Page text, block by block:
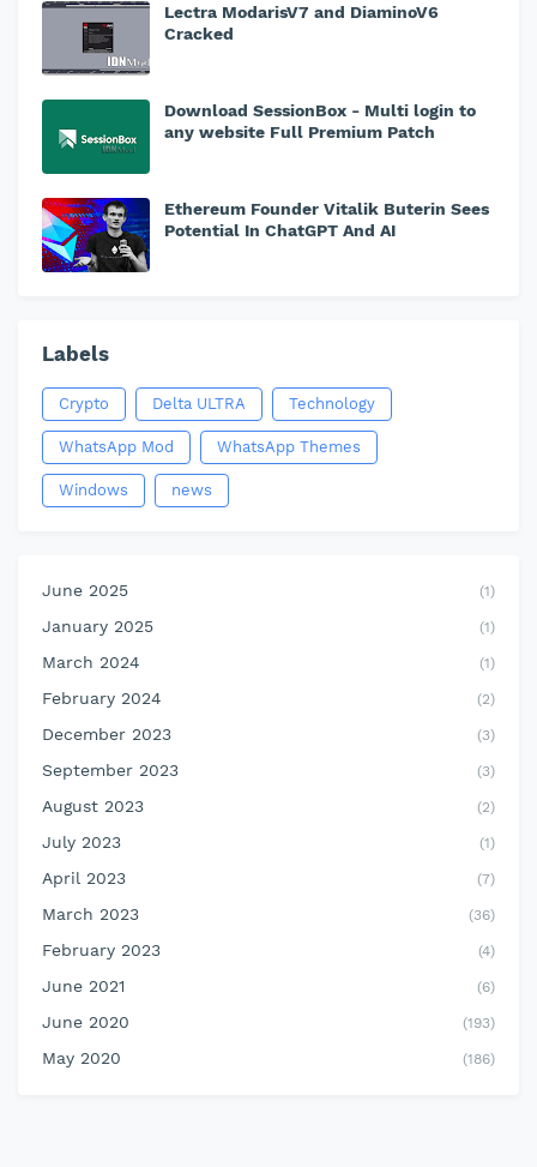
Lectra ModarisV7 and DiaminoV6
Cracked
Download SessionBox - Multi login to
any website Full Premium Patch
Ethereum Founder Vitalik Buterin Sees
Potential In ChatGPT And AI
Labels
Crypto Delta ULTRA Technology
WhatsApp Mod WhatsApp Themes
Windows news
June 2025 (1)
January 2025 (1)
March 2024 (1)
February 2024 (2)
December 2023 (3)
September 2023 (3)
August 2023 (2)
July 2023 (1)
April 2023 (7)
March 2023 (36)
February 2023 (4)
June 2021 (6)
June 2020 (193)
May 2020 (186)